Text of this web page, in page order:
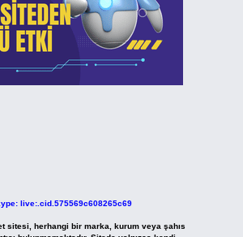
live:.cid.575569c608265c69
sitesi, herhangi bir marka, kurum veya şahıs